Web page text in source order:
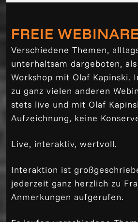
FREIE WEBINARE
Verschiedene Themen,
unterhaltsam dargeboten,
Workshop mit Olaf Kapinski.
zu ganz vielen anderen
stets live und mit Olaf
Aufzeichnung, keine
Live, interaktiv, wertvoll.
Interaktion ist
jederzeit ganz herzlich zu
Anmerkungen aufgerufen.